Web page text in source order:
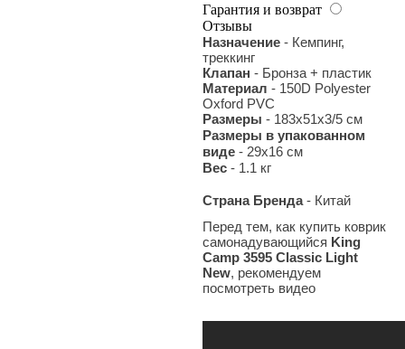
Гарантия и возврат
Отзывы
Назначение - Кемпинг,
треккинг
Клапан - Бронза + пластик
Материал - 150D Polyester
Oxford PVC
Размеры - 183х51х3/5 см
Размеры в упакованном
виде - 29х16 см
Вес - 1.1 кг
Страна Бренда- Китай
Перед тем, как купить коврик
самонадувающийся King
Camp 3595 Classic Light
New, рекомендуем
посмотреть видео